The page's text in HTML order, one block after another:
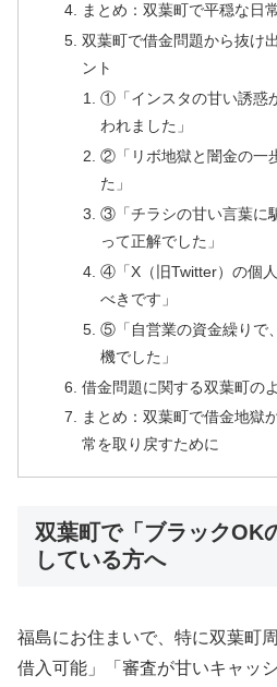
まとめ：双葉町で平穏な日
双葉町で借金問題から抜け
ント
①「インスタの甘い誘惑
われました」
②「リボ地獄と闇金の一
た」
③「チラシの甘い言葉に
って正解でした」
④「X（旧Twitter）の個
べきです」
⑤「自営業の資金繰りで
機でした」
借金問題に関する双葉町の
まとめ：双葉町で借金地獄
常を取り戻すために
双葉町で「ブラックOK
している方へ
福島にお住まいで、特に双葉町
借入可能」「審査が甘いキャッ